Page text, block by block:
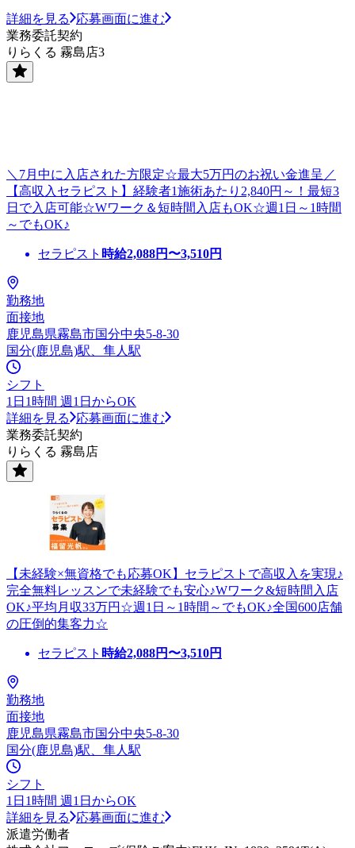
詳細を見る
応募画面に進む
業務委託契約
りらくる 霧島店3
＼7月中に入店された方限定☆最大5万円のお祝い金進呈／
【高収入セラピスト】経験者1施術あたり2,840円～！最短3
日で入店可能☆Wワーク＆短時間入店もOK☆週1日～1時間
～でもOK♪
セラピスト 時給2,088円〜3,510円
勤務地
面接地
鹿児島県霧島市国分中央5-8-30
国分(鹿児島)駅、隼人駅
シフト
1日1時間 週1日からOK
詳細を見る
応募画面に進む
業務委託契約
りらくる 霧島店
【未経験×無資格でも応募OK】セラピストで高収入を実現♪
完全無料レッスンで未経験でも安心♪Wワーク&短時間入店
OK♪平均月収33万円☆週1日～1時間～でもOK♪全国600店舗
の圧倒的集客力☆
セラピスト 時給2,088円〜3,510円
勤務地
面接地
鹿児島県霧島市国分中央5-8-30
国分(鹿児島)駅、隼人駅
シフト
1日1時間 週1日からOK
詳細を見る
応募画面に進む
派遣労働者